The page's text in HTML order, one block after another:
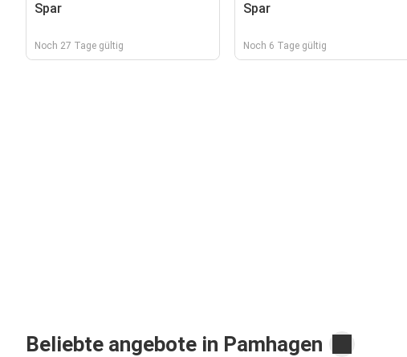
Spar
Noch 27 Tage gültig
Spar
Noch 6 Tage gültig
Beliebte angebote in Pamhagen